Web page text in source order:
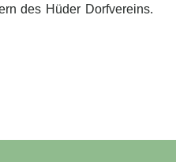
des Hüder Dorfvereins.